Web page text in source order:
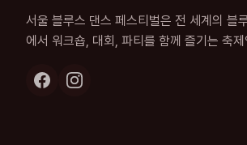
서울 블루스 댄스 페스티벌은 전 세계의 블
에서 워크숍, 대회, 파티를 함께 즐기는 축